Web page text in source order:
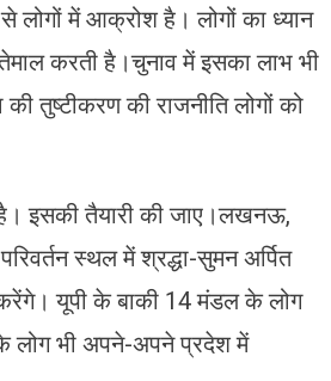
से लोगों में आक्रोश है। लोगों का ध्यान
करती है।चुनाव में इसका लाभ भी
तुष्टीकरण की राजनीति लोगों को
है। इसकी तैयारी की जाए।लखनऊ,
स्थल में श्रद्धा-सुमन अर्पित
करेंगे। यूपी के बाकी 14 मंडल के लोग
लोग भी अपने-अपने प्रदेश में